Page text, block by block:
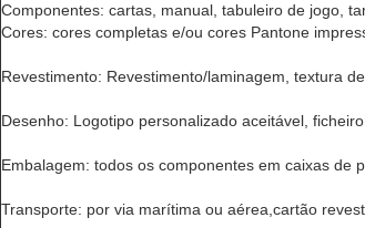
Componentes: cartas, manual, tabuleiro de jogo,
Cores: cores completas e/ou cores Pantone
Revestimento: Revestimento/laminagem, textura
Desenho: Logotipo personalizado aceitável,
Embalagem: todos os componentes em caixas de
Transporte: por via marítima ou aérea,cartão